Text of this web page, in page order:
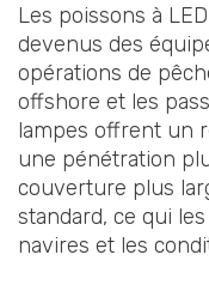
Les poissons à
devenus des
opérations de
offshore et les
lampes offrent un
une pénétration
couverture plus
standard, ce qui
navires et les